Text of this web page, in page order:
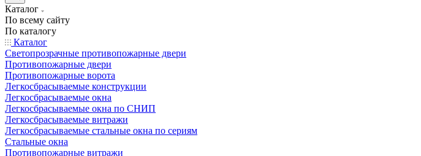
Каталог
По всему сайту
По каталогу
Каталог
Светопрозрачные противопожарные двери
Противопожарные двери
Противопожарные ворота
Легкосбрасываемые конструкции
Легкосбрасываемые окна
Легкосбрасываемые окна по СНИП
Легкосбрасываемые витражи
Легкосбрасываемые стальные окна по сериям
Стальные окна
Противопожарные витражи